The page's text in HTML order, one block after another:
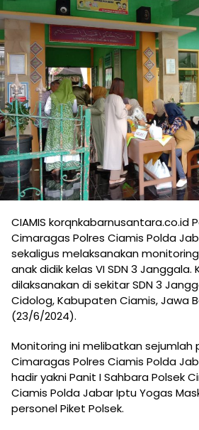
CIAMIS korqnkabarnusantara.co.id
Cimaragas Polres Ciamis Polda
sekaligus melaksanakan
anak didik kelas VI SDN 3 Janggala.
dilaksanakan di sekitar SDN 3
Cidolog, Kabupaten Ciamis, Jawa
(23/6/2024).
Monitoring ini melibatkan sejumlah
Cimaragas Polres Ciamis Polda
hadir yakni Panit I Sahbara Polsek
Ciamis Polda Jabar Iptu Yogas
personel Piket Polsek.